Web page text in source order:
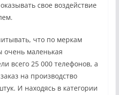
свое воздействие
что по меркам
очень маленькая
всего 25 000 телефонов, а
на производство
И находясь в категории